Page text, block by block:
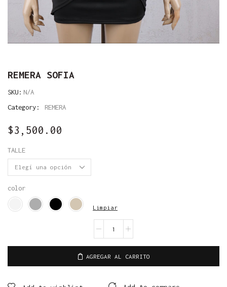
REMERA SOFIA
SKU: N/A
Category:
REMERA
$3,500.00
TALLE
color
Limpiar
AGREGAR AL CARRITO